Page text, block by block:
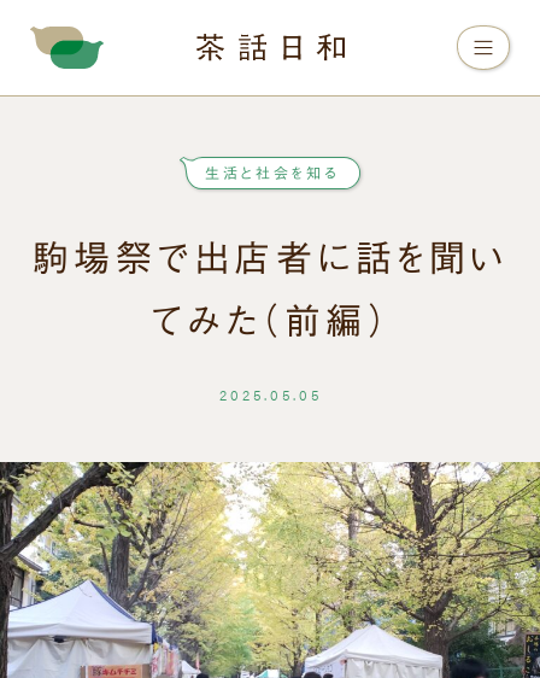
駒場祭で出店者に話を聞い
てみた（前編）
生活と社会を知る
2025.05.05